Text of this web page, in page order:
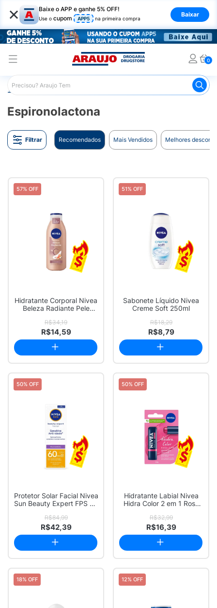
× Baixe o APP e ganhe 5% OFF!
Use o cupom APP5 na primeira compra
Baixar
0
Araujo Marcas
Espironolactona
Filtrar Recomendados Mais Vendidos Melhores
57% OFF
Hidratante Corporal Nivea
Beleza Radiante Pele
R$34,19
R$14,59
51% OFF
Sabonete Líquido Nivea
Creme Soft 250ml
R$18,29
R$8,79
50% OFF
Protetor Solar Facial Nivea
Sun Beauty Expert FPS 60
R$84,99
R$42,39
50% OFF
Hidratante Labial Nivea
Hidra Color 2 em 1 Rosa
R$32,99
R$16,39
18% OFF 12% OFF